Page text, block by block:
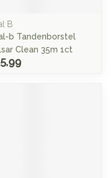
B
b Tandenborstel
Clean 35m 1ct